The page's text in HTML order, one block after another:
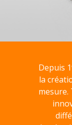
Depuis
la